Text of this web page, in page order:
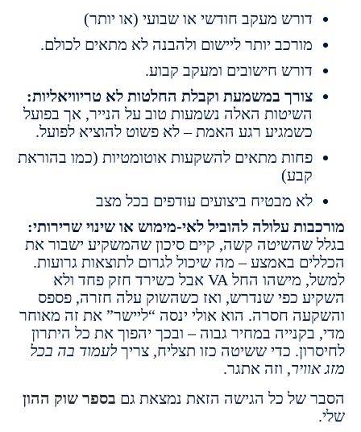
דורש מעקב חודשי או שבועי (או יותר)
מורכב יותר ליישום ולהבנה לא מתאים לכולם.
דורש חישובים ומעקב קבוע.
צורך במשמעת וקבלת החלטות לא טריוויאליות:
השיטות האלה נשמעות טוב על הנייר, אך בפועל
כשמגיע רגע האמת – לא פשוט להוציא לפועל.
פחות מתאים להשקעות אוטומטיות (כמו בהוראת
לא מבטיח ביצועים עודפים בכל מצב
עלולה להוביל לאי-מימוש או שינוי שרירותי:
קשה, קיים סיכון שהמשקיע ישבור את
באמצע – מה שיכול לגרום לתוצאות גרועות.
למשל, מישהו החל VA אבל כשירד חזק פחד ולא
כפי שנדרש, ואז כשהשוק עלה חזרה, פספס
חסרה. הוא אולי ינסה “ליישר” את זה מאוחר
במחיר גבוה – ובכך יהפוך את כל היתרון
כדי ששיטה כזו תצליח, צריךלעמוד בה בכל
, וזה אתגר.
של כל הגישה הזאת נמצאת גםבספר שוק ההון